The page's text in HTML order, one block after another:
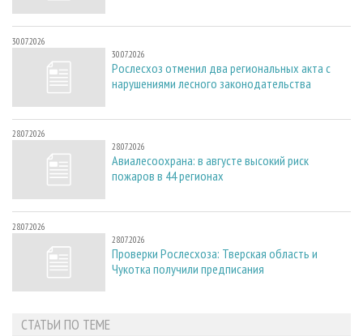
30.07.2026
30.07.2026
Рослесхоз отменил два региональных акта с
нарушениями лесного законодательства
28.07.2026
28.07.2026
Авиалесоохрана: в августе высокий риск
пожаров в 44 регионах
28.07.2026
28.07.2026
Проверки Рослесхоза: Тверская область и
Чукотка получили предписания
СТАТЬИ ПО ТЕМЕ